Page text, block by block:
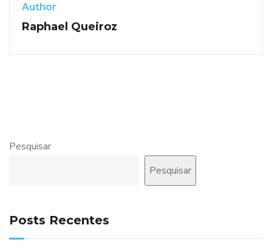
Author
Raphael Queiroz
Pesquisar
Pesquisar
Posts Recentes